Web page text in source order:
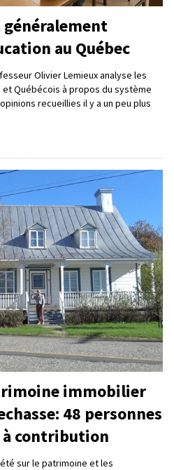
au Québec
Olivier Lemieux analyse les
Québécois à propos du système
recueillies il y a un peu plus
immobilier
48 personnes
contribution
sur le patrimoine et les